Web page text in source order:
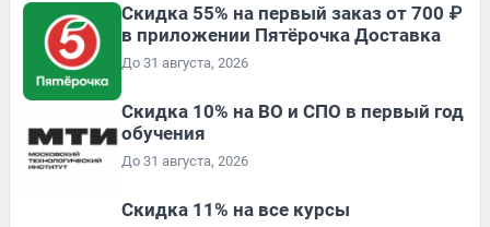
Скидка 55% на первый заказ от 700 ₽
в приложении Пятёрочка Доставка
До 31 августа, 2026
Скидка 10% на ВО и СПО в первый год
обучения
До 31 августа, 2026
Скидка 11% на все курсы